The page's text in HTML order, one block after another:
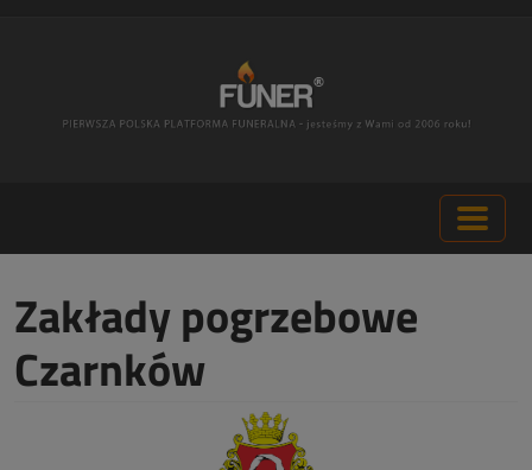
Zakłady pogrzebowe
Czarnków